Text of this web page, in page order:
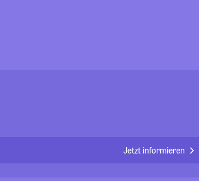
Jetzt informieren